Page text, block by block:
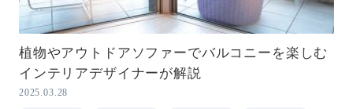
植物やアウトドアソファーでバルコニーを楽しむ
インテリアデザイナーが解説
2025.03.28